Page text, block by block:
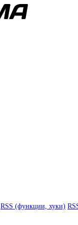
RSS (функции, хуки)